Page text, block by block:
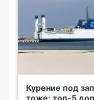
Курение под
тоже: топ-5